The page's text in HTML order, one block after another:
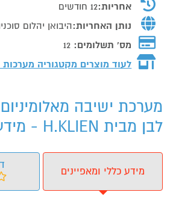
אחריות:12 חודשים
נותן האחריות:היבואן יהלום
מס' תשלומים: 12
לעוד מוצרים מקטגוריה מערכות
מערכת ישיבה
לבן מבית H.KLIEN - מידע נוסף
מידע כללי ומאפיינים